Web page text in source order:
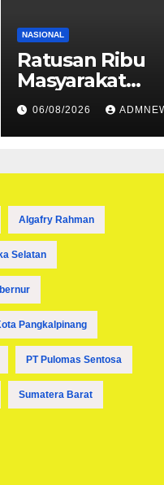
NASIONAL
Ratusan Ribu
Masyarakat
Berpartisipasi
“War”
Upacara HUT
06/08/2026
Algafry Rahman
Selatan
Pangkalpinang
PT Pulomas Sentosa
Sumatera Barat